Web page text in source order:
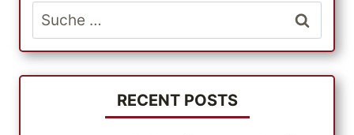
SPEZIELLE
RABATTANGEBOTE
FINDEN
Suche
nach:
RECENT POSTS